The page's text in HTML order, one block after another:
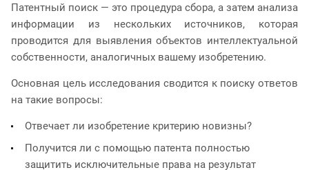
Патентный поиск — это процедура сбора, а затем анализа
информации из нескольких источников, которая
проводится для выявления объектов интеллектуальной
собственности, аналогичных вашему изобретению.
Основная цель исследования сводится к поиску ответов
на такие вопросы:
Отвечает ли изобретение критерию новизны?
Получится ли с помощью патента полностью
защитить исключительные права на результат